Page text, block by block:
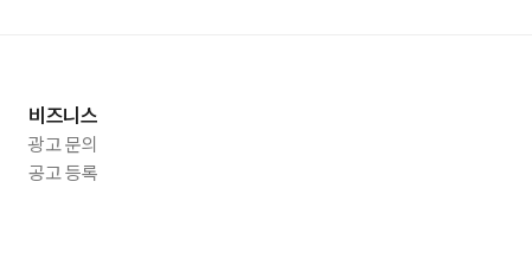
비즈니스
광고 문의
공고 등록